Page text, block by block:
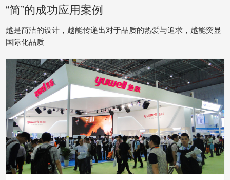
“简”的成功应用案例
越是简洁的设计，越能传递出对于品质的热爱与追求，越能突显
国际化品质